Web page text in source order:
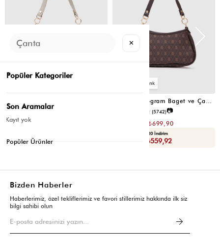
Sepette : ₺559,92
(5742)📷
₺699,90
Yaza Özel Ek %20 İndirim
Sepette : ₺559,92
Bizden Haberler
Haberlerimiz, özel tekliflerimiz ve favori stillerimiz hakkında ilk siz
bilgi sahibi olun
✕
Popüler Kategoriler
Son Aramalar
Kayıt yok
Popüler Ürünler